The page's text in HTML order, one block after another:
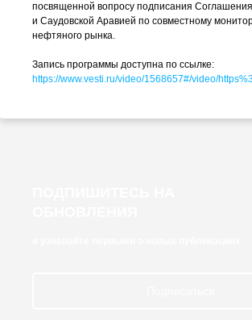
посвященной вопросу подписания
и Саудовской Аравией по совместному
нефтяного рынка.
Запись программы доступна по ссылке:
https://www.vesti.ru/video/1568657#/video/